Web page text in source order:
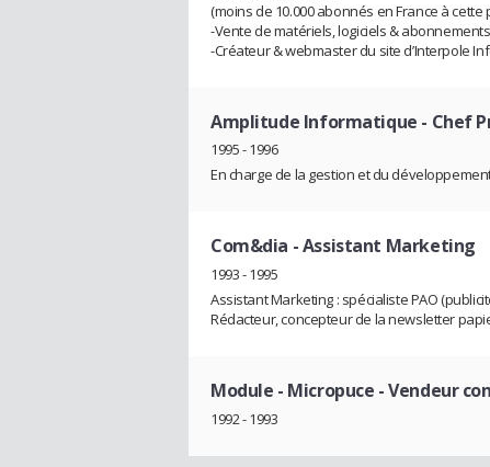
(moins de 10.000 abonnés en France à cette
-Vente de matériels, logiciels &
-Créateur & webmaster du site d’Interpole
Amplitude Informatique - Chef
1995 - 1996
En charge de la gestion et du
Com&dia - Assistant Marketing
1993 - 1995
Assistant Marketing : spécialiste PAO
Rédacteur, concepteur de la newsletter
Module - Micropuce - Vendeur
1992 - 1993